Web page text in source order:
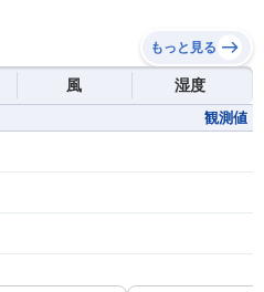
もっと見る
風 湿度
観測値